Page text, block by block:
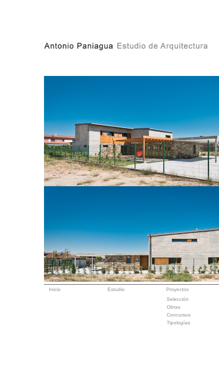
Inicio Estudio
Proyectos
Selección
Obras
Concursos
Tipologías